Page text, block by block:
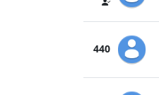
440